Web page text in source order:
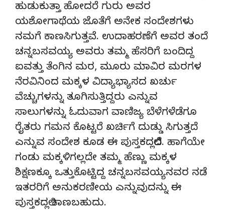
ಹುಡುಕುತ್ತಾ ಹೋದರೆ ಗುರು ಅವರ
ಯಶೋಗಾಥೆಯ ಜೊತೆಗೆ ಅನೇಕ ಸಂದೇಶಗಳು
ನಮಗೆ ಕಾಣಸಿಗುತ್ತವೆ. ಉದಾಹರಣೆಗೆ ಅವರ ತಂದೆ
ಚನ್ನಬಸವಯ್ಯ ಅವರು ತಮ್ಮ ಹೆಸರಿಗೆ ಬಂದಿದ್ದ
ಐವತ್ತು ತೆಂಗಿನ ಮರ‌, ಮೂರು ಮಾವಿರ ಮರಗಳ
ನೆರವಿನಿಂದ ಮಕ್ಕಳ ವಿದ್ಯಾಭ್ಯಾಸದ ಖರ್ಚು
ವೆಚ್ಚುಗಳನ್ನು ತೂಗಿಸುತ್ತಿದ್ದರು ಎನ್ನುವ
ಸಾಲುಗಳನ್ನು ಓದುವಾಗ ವಾಣಿಜ್ಯ ಬೆಳೆಗಳೆಡೆಗೂ
ರೈತರು ಗಮನ ಕೊಟ್ಟರೆ ಖರ್ಚಿಗೆ ದುಡ್ಡು ಸಿಗುತ್ತದೆ
ಎನ್ನುವ ಸಂದೇಶ ಕೂಡ ಈ ಪುಸ್ತಕದಲ್ಲಿದೆ. ಹಾಗೆಯೇ
ಗಂಡು ಮಕ್ಕಳಿಗಲ್ಲದೇ ತಮ್ಮ ಹೆಣ್ಣು ಮಕ್ಕಳ
ಶಿಕ್ಷಣಕ್ಕೂ ಒತ್ತುಕೊಟ್ಟಿದ್ದ ಚನ್ನಬಸವಯ್ಯನವರ ನಡೆ
ಇತರರಿಗೆ ಅನುಕರಣೀಯ ಎನ್ನುವುದನ್ನು ಈ
ಪುಸ್ತಕದಲ್ಲಿ ಕಾಣಬಹುದು.